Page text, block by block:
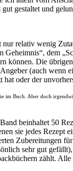
gestaltet und
relativ wenig
dem
können. Die
(auch
oder der
im Buch. Aber doch
beinhaltet 50
sie jedes
Zubereitungen
sehr gut
zählt.